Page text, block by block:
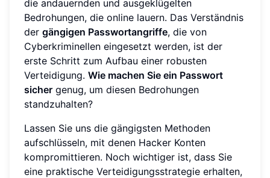
die andauernden und ausgeklügelten
Bedrohungen, die online lauern. Das Verständnis
der gängigen Passwortangriffe, die von
Cyberkriminellen eingesetzt werden, ist der
erste Schritt zum Aufbau einer robusten
Verteidigung. Wie machen Sie ein Passwort
sicher genug, um diesen Bedrohungen
standzuhalten?
Lassen Sie uns die gängigsten Methoden
aufschlüsseln, mit denen Hacker Konten
kompromittieren. Noch wichtiger ist, dass Sie
eine praktische Verteidigungsstrategie erhalten,